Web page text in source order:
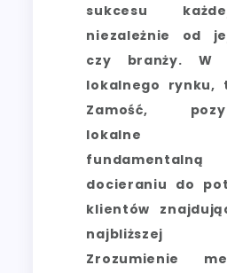
sukcesu
niezależnie od
czy branży. W
lokalnego rynku,
Zamość,
lokalne
docieraniu do
klientów
najbliższej
Zrozumienie